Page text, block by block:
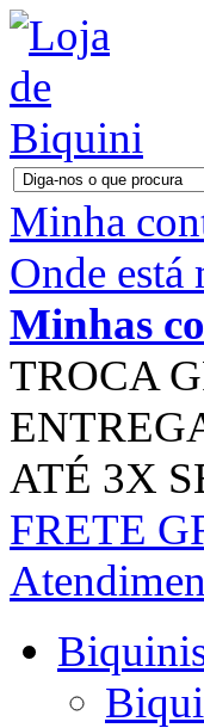
Minha
Onde está
Minhas
TROCA
ATÉ 3X
FRETE